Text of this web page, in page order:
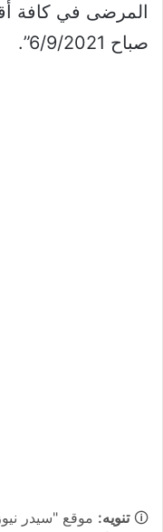
المرضى في كافة
صباح 6/9/2021”.
🛈تنويه: موقع "سيدر